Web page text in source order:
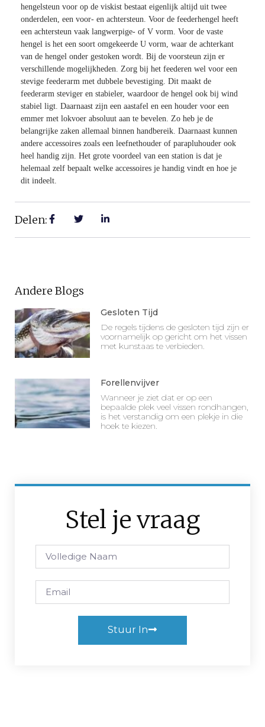
hengelsteun voor op de viskist bestaat eigenlijk altijd uit twee
onderdelen, een voor- en achtersteun. Voor de feederhengel heeft
een achtersteun vaak langwerpige- of V vorm. Voor de vaste
hengel is het een soort omgekeerde U vorm, waar de achterkant
van de hengel onder gestoken wordt. Bij de voorsteun zijn er
verschillende mogelijkheden. Zorg bij het feederen wel voor een
stevige feederarm met dubbele bevestiging. Dit maakt de
feederarm steviger en stabieler, waardoor de hengel ook bij wind
stabiel ligt. Daarnaast zijn een aastafel en een houder voor een
emmer met lokvoer absoluut aan te bevelen. Zo heb je de
belangrijke zaken allemaal binnen handbereik. Daarnaast kunnen
andere accessoires zoals een leefnethouder of parapluhouder ook
heel handig zijn. Het grote voordeel van een station is dat je
helemaal zelf bepaalt welke accessoires je handig vindt en hoe je
dit indeelt.
Delen:
Andere Blogs
Gesloten Tijd
De regels tijdens de gesloten tijd zijn er
voornamelijk op gericht om het vissen
met kunstaas te verbieden.
Forellenvijver
Wanneer je ziet dat er op een
bepaalde plek veel vissen rondhangen,
is het verstandig om een plekje in die
hoek te kiezen.
Stel je vraag
Stuur In